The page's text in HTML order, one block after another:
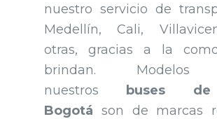
nuestro servicio de
Medellín, Cali,
otras, gracias a la
brindan. Modelos
nuestros
buses
Bogotá son de marcas